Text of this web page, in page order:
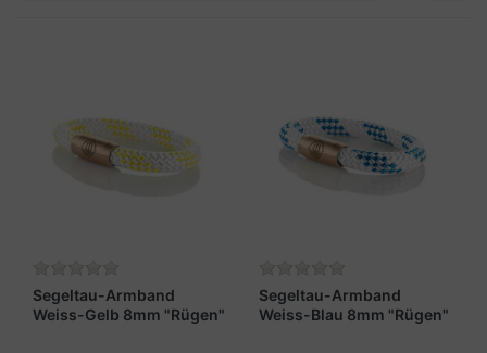
Segeltau-Armband
Weiss-Gelb 8mm "Rügen"
Segeltau-Armband
Weiss-Blau 8mm "Rügen"